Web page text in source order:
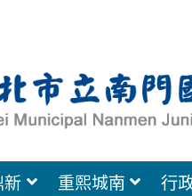
新 重熙城南 行